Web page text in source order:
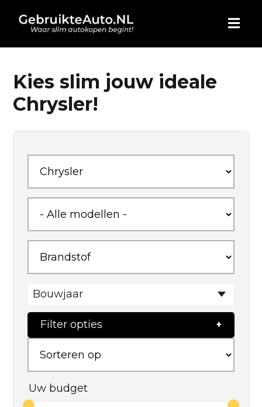
HOME
AUTO KOPEN
BLOG
WIE ZIJN WIJ
CONTACT
Kies slim jouw ideale
Chrysler!
Bouwjaar
Filter opties
Uw budget